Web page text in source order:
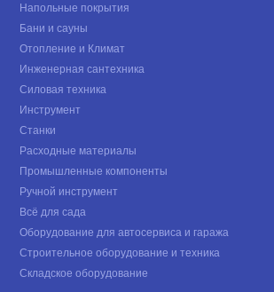
Напольные покрытия
Бани и сауны
Отопление и Климат
Инженерная сантехника
Силовая техника
Инструмент
Станки
Расходные материалы
Промышленные компоненты
Ручной инструмент
Всё для сада
Оборудование для автосервиса и гаража
Строительное оборудование и техника
Складское оборудование